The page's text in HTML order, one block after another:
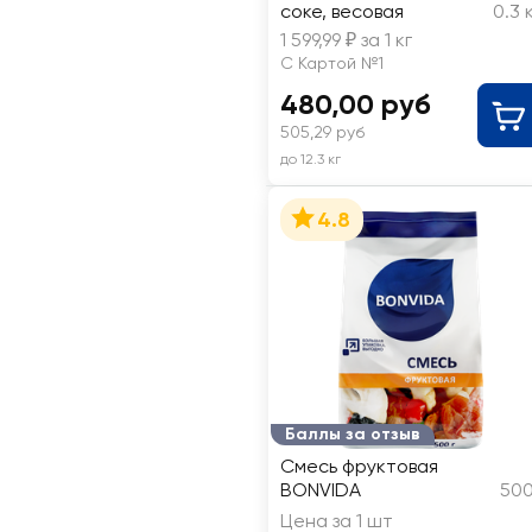
соке, весовая
0.3
1 599,99 ₽ за 1 кг
С Картой №1
480,00 руб
505,29 руб
до 12.3 кг
Баллы за отзыв
4.8
Смесь фруктовая
BONVIDA
Цена за 1 шт